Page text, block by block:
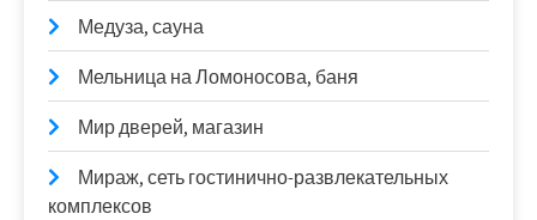
Медуза, сауна
Мельница на Ломоносова, баня
Мир дверей, магазин
Мираж, сеть гостинично-развлекательных
комплексов